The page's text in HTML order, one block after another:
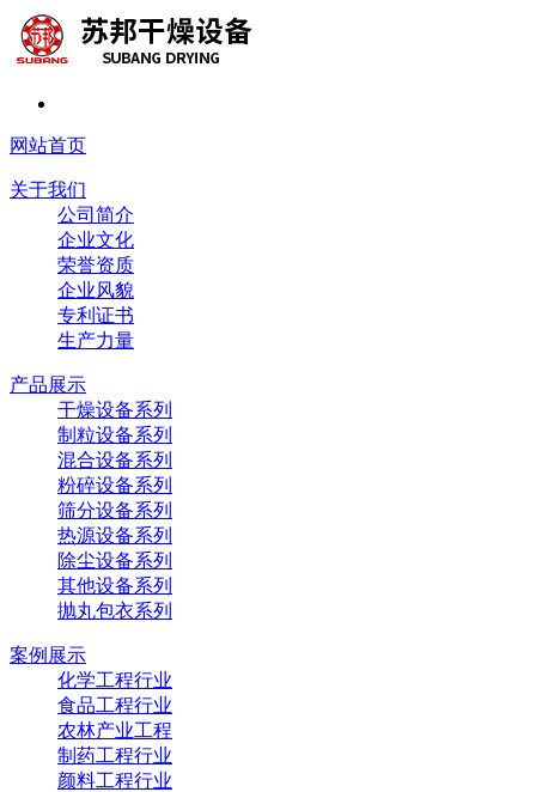
网站首页
关于我们
公司简介
企业文化
荣誉资质
企业风貌
专利证书
生产力量
产品展示
干燥设备系列
制粒设备系列
混合设备系列
粉碎设备系列
筛分设备系列
热源设备系列
除尘设备系列
其他设备系列
抛丸包衣系列
案例展示
化学工程行业
食品工程行业
农林产业工程
制药工程行业
颜料工程行业